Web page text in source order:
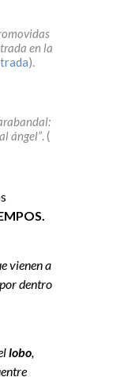
en la
).
ángel”. (
vienen a
dentro
lobo,